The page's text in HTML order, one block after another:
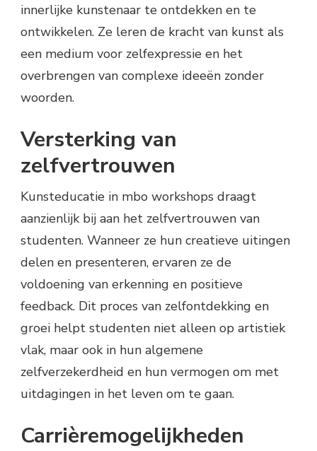
innerlijke kunstenaar te ontdekken en te
ontwikkelen. Ze leren de kracht van kunst als
een medium voor zelfexpressie en het
overbrengen van complexe ideeën zonder
woorden.
Versterking van
zelfvertrouwen
Kunsteducatie in mbo workshops draagt
aanzienlijk bij aan het zelfvertrouwen van
studenten. Wanneer ze hun creatieve uitingen
delen en presenteren, ervaren ze de
voldoening van erkenning en positieve
feedback. Dit proces van zelfontdekking en
groei helpt studenten niet alleen op artistiek
vlak, maar ook in hun algemene
zelfverzekerdheid en hun vermogen om met
uitdagingen in het leven om te gaan.
Carrièremogelijkheden